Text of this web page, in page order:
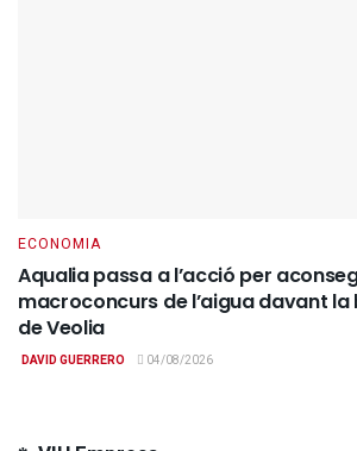
ECONOMIA
Aqualia passa a l’acció per
macroconcurs de l’aigua davant
de Veolia
DAVID GUERRERO 04/08/2026